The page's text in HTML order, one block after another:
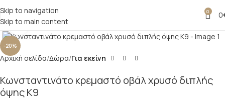
Skip to navigation
Skip to main content
0 0
-20%
Click to enlarge
Αρχική σελίδα Δώρα Για εκείνη
Κωνσταντινάτο κρεμαστό οβάλ χρυσό διπλής
όψης Κ9